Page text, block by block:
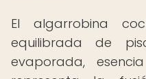
El algarrobina
equilibrada de
evaporada,